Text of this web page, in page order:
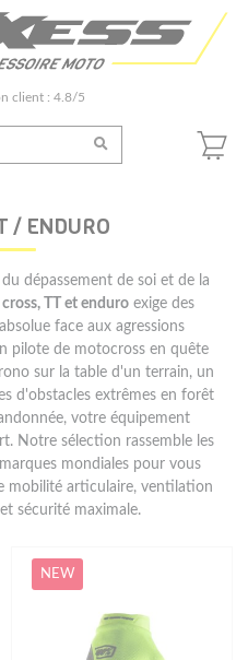
client : 4.8/5
/ ENDURO
dépassement de soi et de la
cross, TT et enduro exige des
face aux agressions
pilote de motocross en quête
sur la table d'un terrain, un
d'obstacles extrêmes en forêt
votre équipement
Notre sélection rassemble les
mondiales pour vous
mobilité articulaire, ventilation
sécurité maximale.
NEW